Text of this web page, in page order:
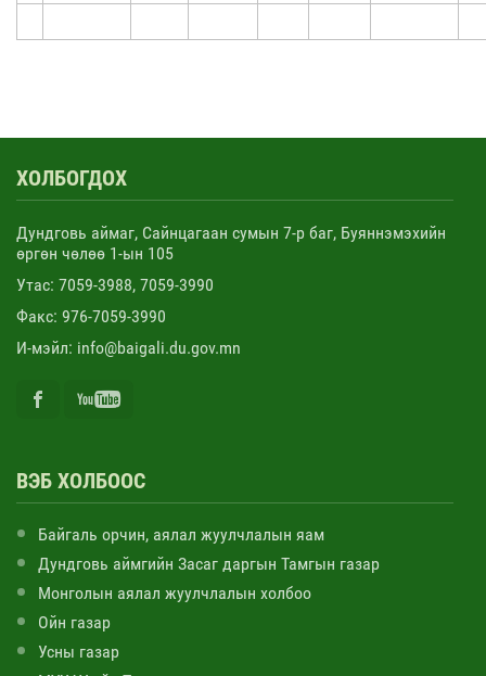
ХОЛБОГДОХ
Дундговь аймаг, Сайнцагаан сумын 7-р баг, Буяннэмэхийн
өргөн чөлөө 1-ын 105
Утас: 7059-3988, 7059-3990
Факс: 976-7059-3990
И-мэйл: info@baigali.du.gov.mn
ВЭБ ХОЛБООС
Байгаль орчин, аялал жуулчлалын яам
Дундговь аймгийн Засаг даргын Тамгын газар
Монголын аялал жуулчлалын холбоо
Ойн газар
Усны газар